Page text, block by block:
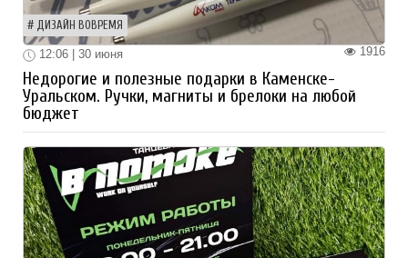
ДИЗАЙН ВОВРЕМЯ
1916
12:06 | 30 июня
Недорогие и полезные подарки в Каменске-
Уральском. Ручки, магниты и брелоки на любой
бюджет